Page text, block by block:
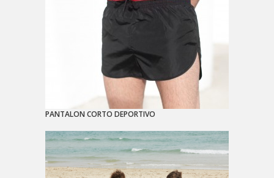
PANTALON CORTO DEPORTIVO